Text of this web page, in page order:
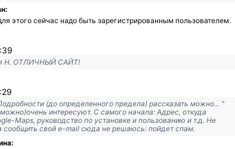
этого сейчас надо быть зарегистрированным пользователем.
Н. ОТЛИЧНЫЙ САЙТ!
(до определенного предела) рассказать можно... "
интересуют. С самого начала: Адрес, откуда
Maps, руководство по установке и пользованию и т.д. Не
свой e-mail сюда не решаюсь: пойдет спам.